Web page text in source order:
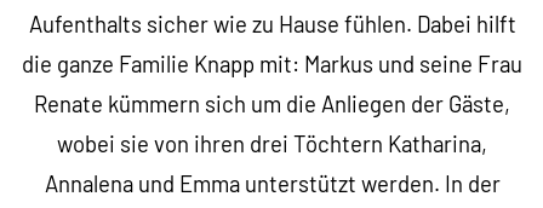
Aufenthalts sicher wie zu Hause fühlen. Dabei hilft
die ganze Familie Knapp mit: Markus und seine Frau
Renate kümmern sich um die Anliegen der Gäste,
wobei sie von ihren drei Töchtern Katharina,
Annalena und Emma unterstützt werden. In der